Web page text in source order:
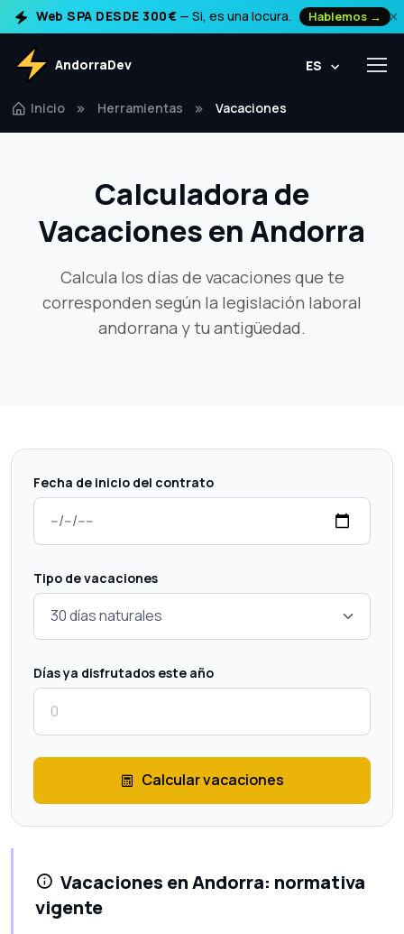
Web SPA DESDE 300€ — Si, es una locura. Hablemos → ×
AndorraDev ES
Inicio Herramientas Vacaciones
Calculadora de
Vacaciones en Andorra
Calcula los días de vacaciones que te
corresponden según la legislación laboral
andorrana y tu antigüedad.
Fecha de inicio del contrato
Tipo de vacaciones
Días ya disfrutados este año
Calcular vacaciones
Vacaciones en Andorra: normativa
vigente